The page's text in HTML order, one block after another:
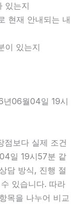
있는지
현재 안내되는 내
이 있는지
년06월04일 19시
점보다 실제 조건
일 19시57분 같
담 방식, 진행 절
있습니다. 따라
목을 나누어 비교